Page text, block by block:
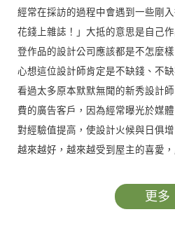
經常在採訪的過程中會遇到一些剛
花錢上雜誌！」大抵的意思是自己
登作品的設計公司應該都是不怎麼
心想這位設計師肯定是不缺錢、不
看過太多原本默默無聞的新秀設計
費的廣告客戶，因為經常曝光於媒
對經驗值提高，使設計火候與日俱
越來越好，越來越受到屋主的喜愛
甚至有些設計師其實已經案源豐富
更多